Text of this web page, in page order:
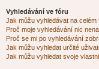
Vyhledávání ve fóru
Jak můžu vyhledávat na
Proč moje vyhledávání nic
Proč se mi po vyhledávání
Jak můžu vyhledat určité
Jak můžu vyhledat svoje